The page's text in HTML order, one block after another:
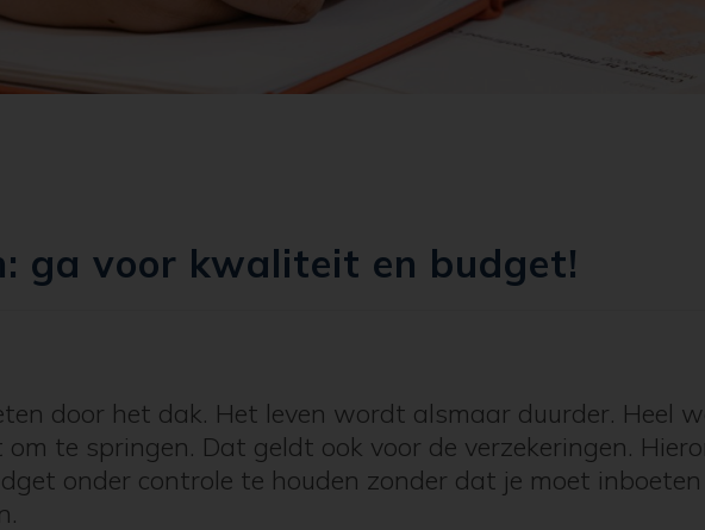
ga voor kwaliteit en budget!
door het dak. Het leven wordt alsmaar duurder. Heel
te springen. Dat geldt ook voor de verzekeringen.
onder controle te houden zonder dat je moet